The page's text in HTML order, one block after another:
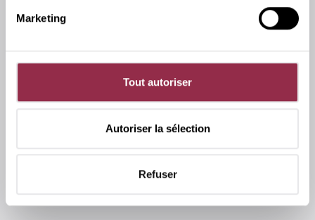
Marketing
Tout autoriser
Autoriser la sélection
Refuser
esthétiques pour portes en verre adaptées à tous